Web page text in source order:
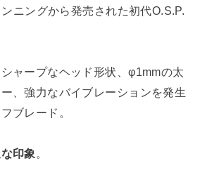
ニングから発売された初代O.S.P.
ャープなヘッド形状、φ1mmの太
、強力なバイブレーションを発生
ブレード。
印象 。